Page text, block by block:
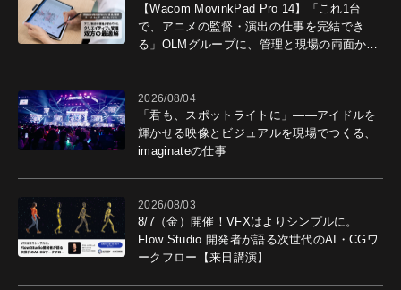
【Wacom MovinkPad Pro 14】「これ1台
で、アニメの監督・演出の仕事を完結でき
る」OLMグループに、管理と現場の両面から
2026/08/04
「君も、スポットライトに」――アイドルを
輝かせる映像とビジュアルを現場でつくる、
imaginateの仕事
2026/08/03
8/7（金）開催！VFXはよりシンプルに。
Flow Studio 開発者が語る次世代のAI・CGワ
ークフロー【来日講演】